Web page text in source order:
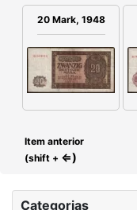
Categorias
20 Mark, 1948
Item anterior
(shift + ⇐)